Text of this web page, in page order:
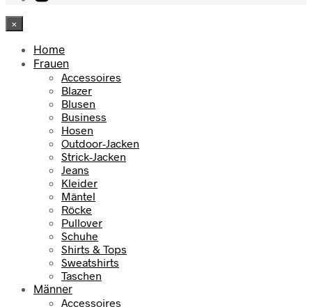
×
Home
Frauen
Accessoires
Blazer
Blusen
Business
Hosen
Outdoor-Jacken
Strick-Jacken
Jeans
Kleider
Mäntel
Röcke
Pullover
Schuhe
Shirts & Tops
Sweatshirts
Taschen
Männer
Accessoires